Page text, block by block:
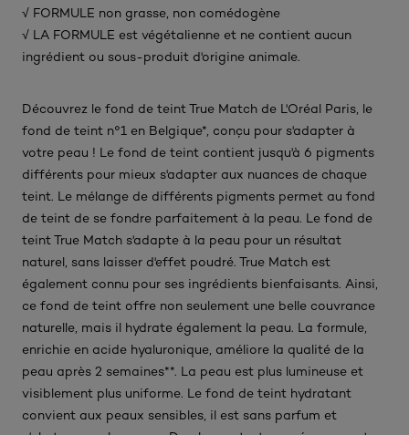
√ FORMULE non grasse, non comédogène​
√ LA FORMULE est végétalienne et ne contient aucun
ingrédient ou sous-produit d'origine animale.​
Découvrez le fond de teint True Match de L'Oréal Paris, le
fond de teint n°1 en Belgique*, conçu pour s'adapter à
votre peau ! Le fond de teint contient jusqu'à 6 pigments
différents pour mieux s'adapter aux nuances de chaque
teint. Le mélange de différents pigments permet au fond
de teint de se fondre parfaitement à la peau. Le fond de
teint True Match s'adapte à la peau pour un résultat
naturel, sans laisser d'effet poudré. True Match est
également connu pour ses ingrédients bienfaisants. Ainsi,
ce fond de teint offre non seulement une belle couvrance
naturelle, mais il hydrate également la peau. La formule,
enrichie en acide hyaluronique, améliore la qualité de la
peau après 2 semaines**. La peau est plus lumineuse et
visiblement plus uniforme. Le fond de teint hydratant
convient aux peaux sensibles, il est sans parfum et